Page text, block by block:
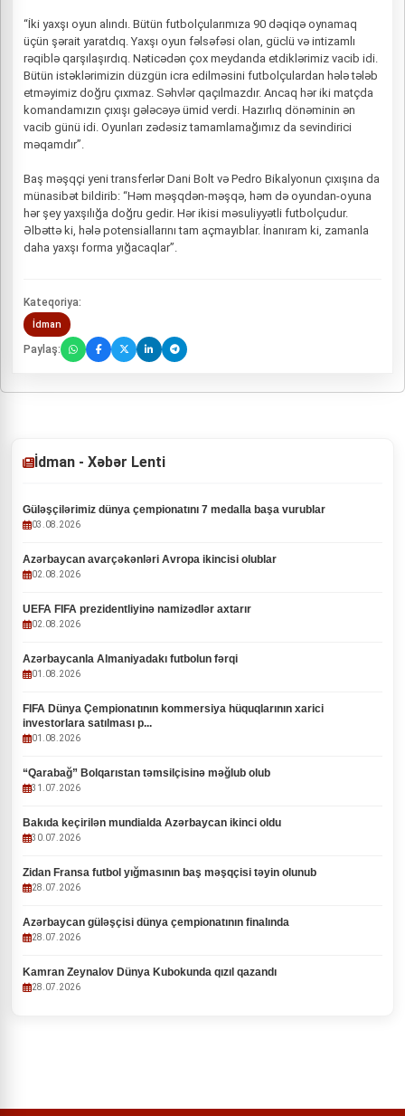
“İki yaxşı oyun alındı. Bütün futbolçularımıza 90 dəqiqə oynamaq
üçün şərait yaratdıq. Yaxşı oyun fəlsəfəsi olan, güclü və intizamlı
rəqiblə qarşılaşırdıq. Nəticədən çox meydanda etdiklərimiz vacib idi.
Bütün istəklərimizin düzgün icra edilməsini futbolçulardan hələ tələb
etməyimiz doğru çıxmaz. Səhvlər qaçılmazdır. Ancaq hər iki matçda
komandamızın çıxışı gələcəyə ümid verdi. Hazırlıq dönəminin ən
vacib günü idi. Oyunları zədəsiz tamamlamağımız da sevindirici
məqamdır”.
Baş məşqçi yeni transferlər Dani Bolt və Pedro Bikalyonun çıxışına da
münasibət bildirib: “Həm məşqdən-məşqə, həm də oyundan-oyuna
hər şey yaxşılığa doğru gedir. Hər ikisi məsuliyyətli futbolçudur.
Əlbəttə ki, hələ potensiallarını tam açmayıblar. İnanıram ki, zamanla
daha yaxşı forma yığacaqlar”.
Kateqoriya:
İdman
Paylaş:
İdman - Xəbər Lenti
Güləşçilərimiz dünya çempionatını 7 medalla başa vurublar
03.08.2026
Azərbaycan avarçəkənləri Avropa ikincisi olublar
02.08.2026
UEFA FIFA prezidentliyinə namizədlər axtarır
02.08.2026
Azərbaycanla Almaniyadakı futbolun fərqi
01.08.2026
FIFA Dünya Çempionatının kommersiya hüquqlarının xarici
investorlara satılması p...
01.08.2026
“Qarabağ” Bolqarıstan təmsilçisinə məğlub olub
31.07.2026
Bakıda keçirilən mundialda Azərbaycan ikinci oldu
30.07.2026
Zidan Fransa futbol yığmasının baş məşqçisi təyin olunub
28.07.2026
Azərbaycan güləşçisi dünya çempionatının finalında
28.07.2026
Kamran Zeynalov Dünya Kubokunda qızıl qazandı
28.07.2026